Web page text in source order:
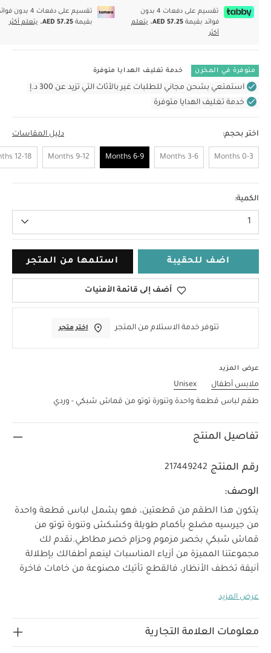
تقسيم على دفعات 4 بدون
فوائد بقيمة AED 57.25.
يتعلم
أكثر
تقسيم على دفعات 4 بدون
بقيمةAED 57.25. يتعلم أكثر
متوفرة في المخزن خدمة تغليف الهدايا متوفرة
استمتعي بشحن مجاني للطلبات غير بالأثاث التي تزيد عن 300 د.إ
خدمة تغليف الهدايا متوفرة
اختر بحجم: دليل المقاسات
0-3 Months
3-6 Months
6-9 Months
9-12 Months
12-18 Months
الكمية:
1
اضف للحقيبة استلمها من المتجر
أضف إلى قائمة الأمنيات
تتوفر خدمة الاستلام من المتجر اختر متجر
عرض المزيد
ملابس أطفال
Unisex
طقم لباس قطعة واحدة وتنورة توتو من قماش شبكي - وردي
تفاصيل المنتج
رقم المنتج 217449242
الوصف:
يتكون هذا الطقم من قطعتين، فهو يشمل لباس قطعة واحدة
من جيرسيه مضلع بأكمام طويلة وكشكش وتنورة توتو من
قماش شبكي بخصر مزموم وحزام خصر مطاطي.نقدم لك
مجموعتنا المميزة من أزياء المناسبات لينعم أطفالك بإطلالة
أنيقة تخطف الأنظار، فالقطع تأتيك مصنوعة من خامات فاخرة
حزام خصر مطاطي
ناعمتعليمات السلامة وتحذيرات:
النار
التنورة التوتو - الطبقة الخارجية: 100‏%‏‏ بوليستر
عرض المزيد
معلومات العلامة التجارية